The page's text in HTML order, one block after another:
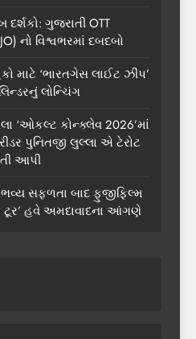
ગુજરાતી OTT
નો વિશ્વભરમાં દબદબો
માટે ‘ભારતગેસ લાઈટ ઝીપ’
લોન્ચિંગ
‘ઓકલ્ટ કોન્ક્લેવ 2026’માં
પુનિતજી લુલ્લા એ ટેરોટ
આપી
સફળતા બાદ ફુજીફિલ્મ
ટૂર’ હવે અમદાવાદના આંગણે